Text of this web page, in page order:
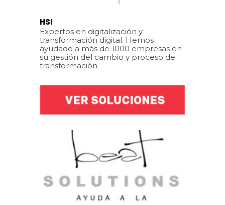
HSI
Expertos en digitalización y
transformación digital. Hemos
ayudado a más de 1000 empresas en
su gestión del cambio y proceso de
transformación.